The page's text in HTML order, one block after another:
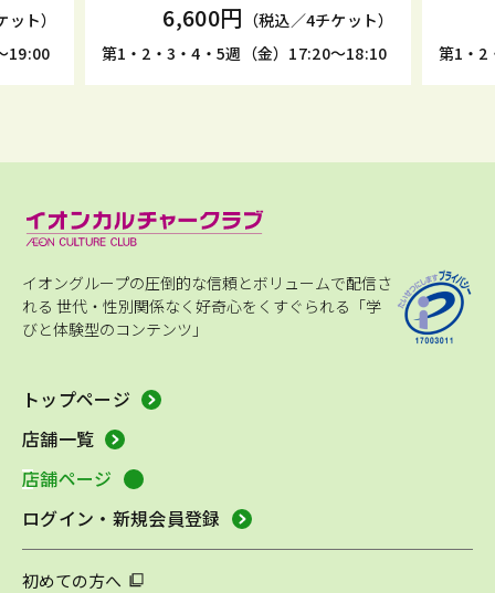
ト）
19:00
6,600円 （税込／4チケット）
第1・2・3・4・5週（金）17:20～18:10
第1・2
イオングループの圧倒的な信頼とボリュームで配信さ
れる 世代・性別関係なく好奇心をくすぐられる「学
びと体験型のコンテンツ」
トップページ
店舗一覧
店舗ページ
ログイン・新規会員登録
初めての方へ